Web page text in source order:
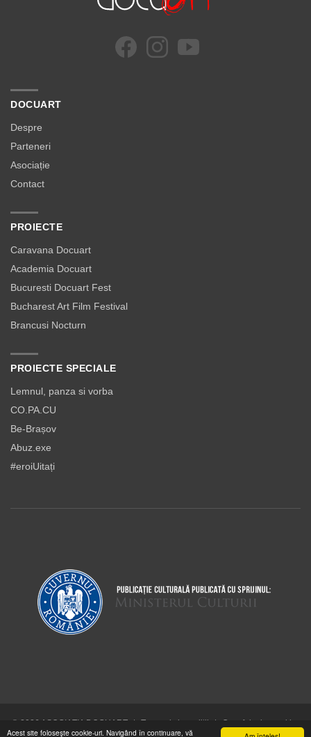
Acest site foloseşte cookie-uri. Navigând în continuare, vă
DOCUART
Despre
Parteneri
Asociație
Contact
PROIECTE
Caravana Docuart
Academia Docuart
Bucuresti Docuart Fest
Bucharest Art Film Festival
Brancusi Nocturn
PROIECTE SPECIALE
Lemnul, panza si vorba
CO.PA.CU
Be-Brașov
Abuz.exe
#eroiUitați
© 2026 ASOCIAŢIA DOCUART | Termeni şi condiţii |
Cum folosim cookie-
urile